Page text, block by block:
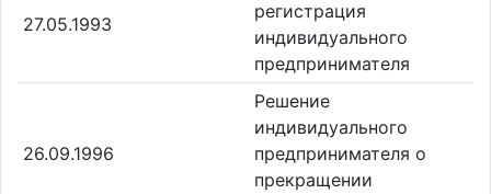
27.05.1993
регистрация
индивидуального
предпринимателя
26.09.1996
Решение
индивидуального
предпринимателя о
прекращении